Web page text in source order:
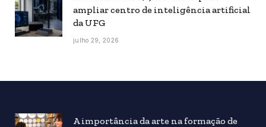
ampliar centro de inteligência artificial
da UFG
julho 29, 2026
A importância da arte na formação de